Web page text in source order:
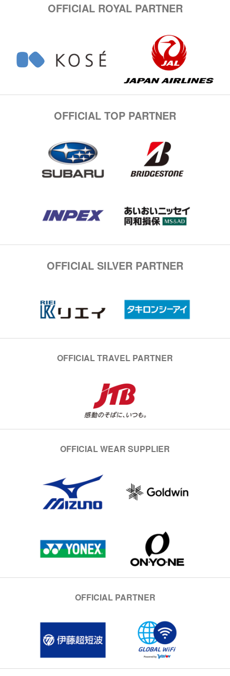
OFFICIAL ROYAL PARTNER
OFFICIAL TOP PARTNER
OFFICIAL SILVER PARTNER
OFFICIAL TRAVEL PARTNER
OFFICIAL WEAR SUPPLIER
OFFICIAL PARTNER